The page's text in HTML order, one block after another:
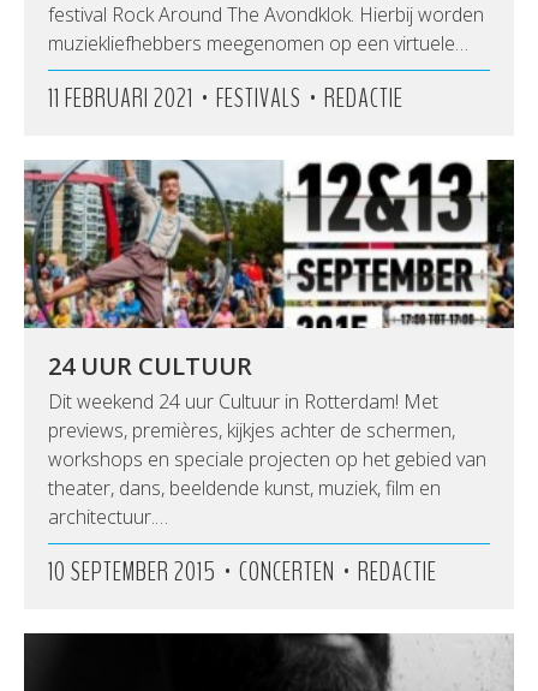
festival Rock Around The Avondklok. Hierbij worden
muziekliefhebbers meegenomen op een virtuele…
11 FEBRUARI 2021 • FESTIVALS • REDACTIE
24 UUR CULTUUR
Dit weekend 24 uur Cultuur in Rotterdam! Met
previews, premières, kijkjes achter de schermen,
workshops en speciale projecten op het gebied van
theater, dans, beeldende kunst, muziek, film en
architectuur.…
10 SEPTEMBER 2015 • CONCERTEN • REDACTIE